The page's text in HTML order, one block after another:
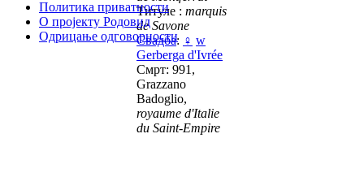
Титуле : marquis
de Savone
Свадба: ♀ w
Gerberga d'Ivrée
Смрт: 991,
Grazzano
Badoglio,
royaume d'Italie
du Saint-Empire
Политика приватности
О пројекту Родовид
Одрицање одговорности